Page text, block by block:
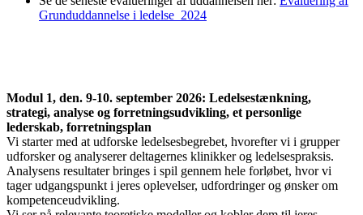
Grunduddannelse i ledelse_2024
Modul 1, den. 9-10. september 2026: Ledelsestænkning,
strategi, analyse og forretningsudvikling, et personlige
lederskab, forretningsplan
Vi starter med at udforske ledelsesbegrebet, hvorefter vi i grupper
udforsker og analyserer deltagernes klinikker og ledelsespraksis.
Analysens resultater bringes i spil gennem hele forløbet, hvor vi
tager udgangspunkt i jeres oplevelser, udfordringer og ønsker om
kompetenceudvikling.